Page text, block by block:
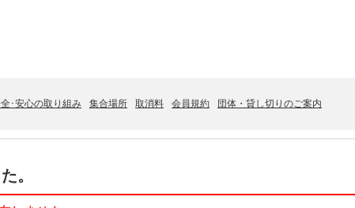
･安心の取り組み 集合場所 取消料 会員規約 団体・貸し切りのご案内
。